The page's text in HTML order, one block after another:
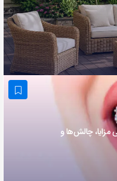
مزایا، چالش‌ها و